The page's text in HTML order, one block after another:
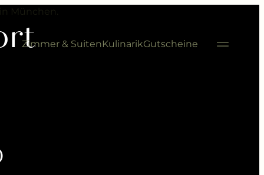
Zimmer & SuitenKulinarikGutscheine
München.